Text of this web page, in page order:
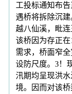
工投标通知布
遇桥将拆除沉
越八仙溪，毗连
该桥因为存正
需求，桥面窄
设防尺度。3！
汛期均呈现洪
境。因而对该